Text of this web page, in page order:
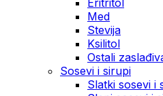
Med
Stevija
Ksilitol
Ostali
Sosevi i sirupi
Slatki sosevi i